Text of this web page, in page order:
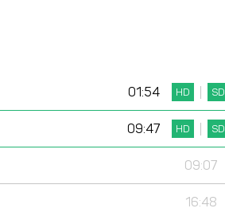
01:54 HD SD
09:47 HD SD
09:07
16:48